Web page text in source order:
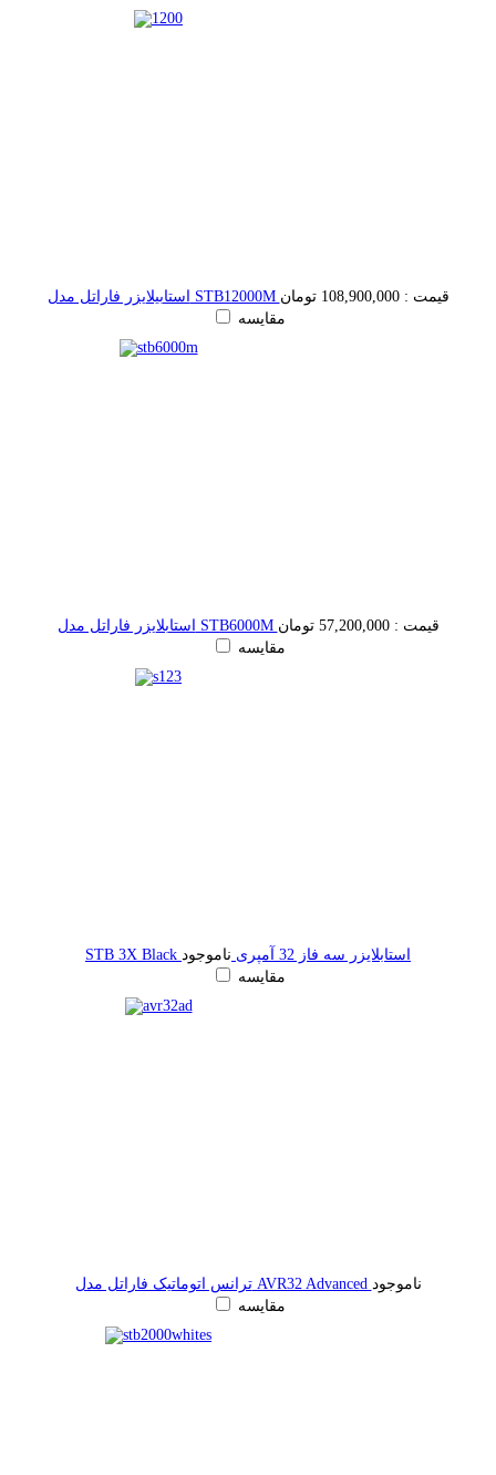
استابیلایزر فاراتل مدل STB12000M قیمت :108,900,000 تومان
مقایسه
استابلایزر فاراتل مدل STB6000M قیمت :57,200,000 تومان
مقایسه
STB 3X Black استابلایزر سه فاز 32 آمپری
ناموجود
مقایسه
ترانس اتوماتیک فاراتل مدل AVR32 Advanced ناموجود
مقایسه